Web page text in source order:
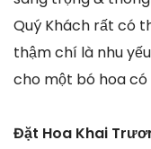
Quý Khách rất có
thậm chí là nhu
cho một bó hoa có
Đặt Hoa Khai